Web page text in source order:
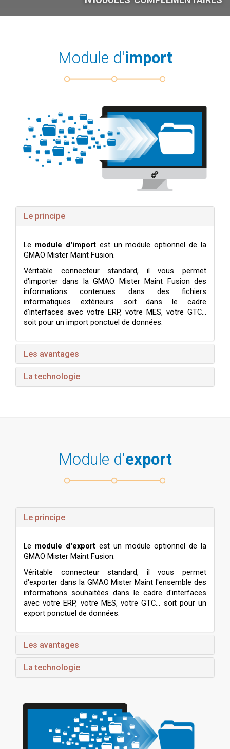
Module d'import
Le principe
Le module d'importest un module optionnel de la
GMAO Mister Maint Fusion.
Véritable connecteur standard, il vous permet
d'importer dans la GMAO Mister Maint Fusion des
informations contenues dans des fichiers
informatiques extérieurs soit dans le cadre
d'interfaces avec votre ERP, votre MES, votre GTC...
soit pour un import ponctuel de données.
Les avantages
La technologie
Module d'export
Le principe
Le module d'export est un module optionnel de la
GMAO Mister Maint Fusion.
Véritable connecteur standard, il vous permet
d'exporter dans la GMAO Mister Maint l'ensemble des
informations souhaitées dans le cadre d'interfaces
avec votre ERP, votre MES, votre GTC... soit pour un
export ponctuel de données.
Les avantages
La technologie